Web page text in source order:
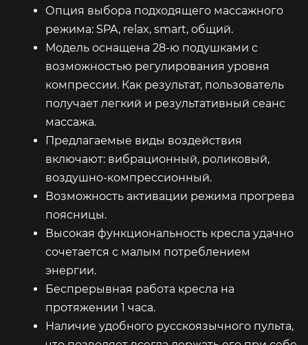
Опция выбора подходящего массажного
режима: SPA, relax, smart, общий.
Модель оснащена 28-ю подушками с
возможностью регулирования уровня
компрессии. Как результат, пользователь
получает легкий и результативный сеанс
массажа.
Предлагаемые виды воздействия
включают: вибрационный, роликовый,
воздушно-компрессионный.
Возможность активации режима прогрева
поясницы.
Высокая функциональность кресла удачно
сочетается с малым потреблением
энергии.
Беспрерывная работа кресла на
протяжении 1 часа.
Наличие удобного русскоязычного пульта,